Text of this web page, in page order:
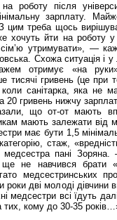
на роботу після
зарплату.
цим треба щось
хочуть йти на
утримувати», —
Схожа ситуація і
отримує «на
гривень (це при
санітарка, яка не
20 гривень нижчу
що от-от мають
мають залежати від
має бути 1,5
стаж,
пані
не навчився брати
медсестринських
роки дві молоді
медсестри всі їдуть
тих, кому до 30-35